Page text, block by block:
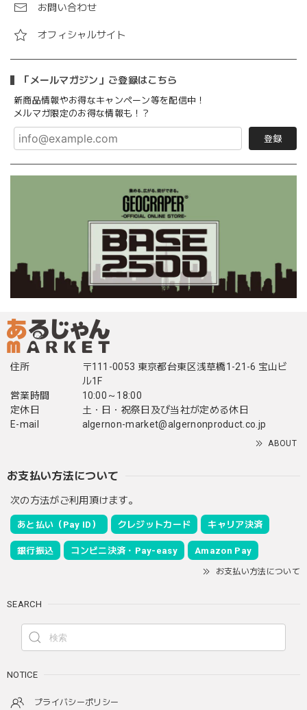
お問い合わせ
オフィシャルサイト
「メールマガジン」ご登録はこちら
新商品情報やお得なキャンペーン等を配信中！
メルマガ限定のお得な情報も！？
登録
住所
〒111-0053 東京都台東区浅草橋1-21-6 宝山ビ
ル1F
営業時間
10:00～18:00
定休日
土・日・祝祭日及び当社が定める休日
E-mail
algernon-market@algernonproduct.co.jp
ABOUT
お支払い方法について
次の方法がご利用頂けます。
あと払い（Pay ID） クレジットカード キャリア決済
銀行振込 コンビニ決済・Pay-easy Amazon Pay
お支払い方法について
SEARCH
NOTICE
プライバシーポリシー